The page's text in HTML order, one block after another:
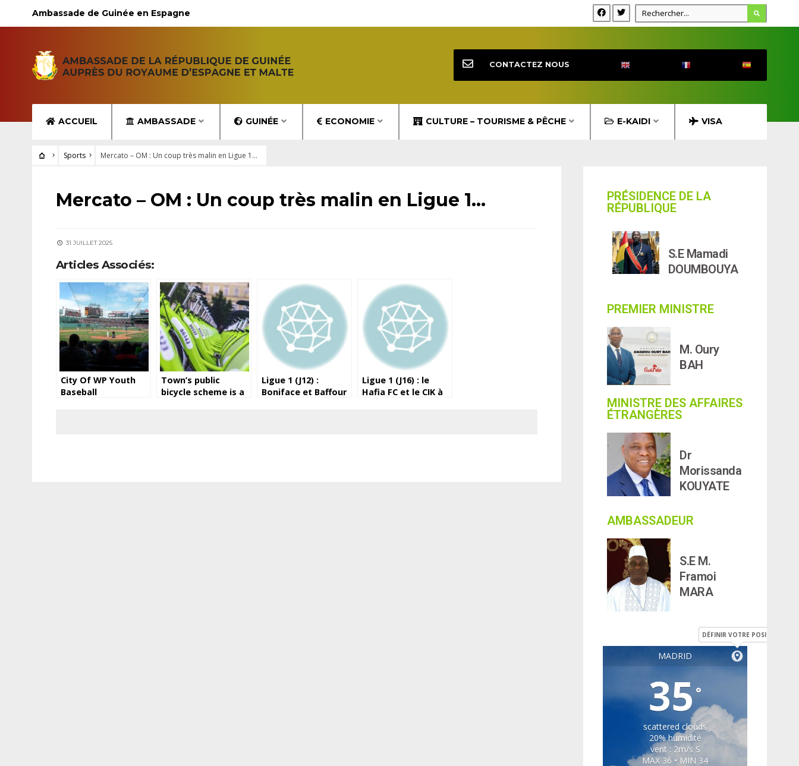
Ambassade de Guinée en Espagne
ACCUEIL AMBASSADE GUINÉE ECONOMIE CULTURE – TOURISME & PÊCHE E-KAIDI VISA
CONTACTEZ NOUS
Sports Mercato – OM : Un coup très malin en Ligue 1…
SPORTS
Mercato – OM : Un coup très malin en Ligue 1…
31 JUILLET 2025
Articles Associés:
City Of WP Youth
Baseball
Town’s public
bicycle scheme is a
Ligue 1 (J12) :
Boniface et Baffour
Ligue 1 (J16) : le
Hafia FC et le CIK à
PRÉSIDENCE DE LA
RÉPUBLIQUE
S.E Mamadi
DOUMBOUYA
PREMIER MINISTRE
M. Oury
BAH
MINISTRE DES AFFAIRES
ÉTRANGÈRES
Dr
Morissanda
KOUYATE
AMBASSADEUR
S.E M.
Framoi
MARA
MADRID
DÉFINIR VOTRE POSITION
35°
scattered clouds
20% humidité
vent : 2m/s S
MAX 36 • MIN 34